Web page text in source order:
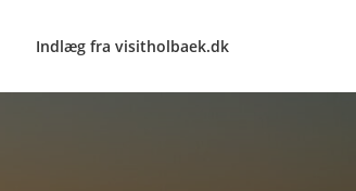
Indlæg fra visitholbaek.dk